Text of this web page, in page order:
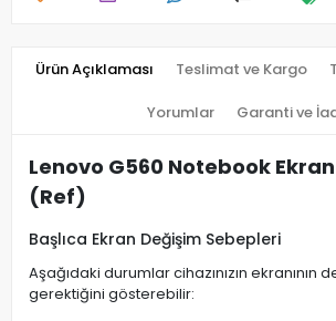
Ürün Açıklaması Teslimat ve Kargo
Yorumlar Garanti ve
Lenovo G560 Notebook
(Ref)
Başlıca Ekran Değişim Sebepleri
Aşağıdaki durumlar cihazınızın ekranının
gerektiğini gösterebilir: